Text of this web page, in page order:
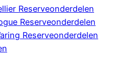
Reserveonderdelen
Reserveonderdelen
Reserveonderdelen